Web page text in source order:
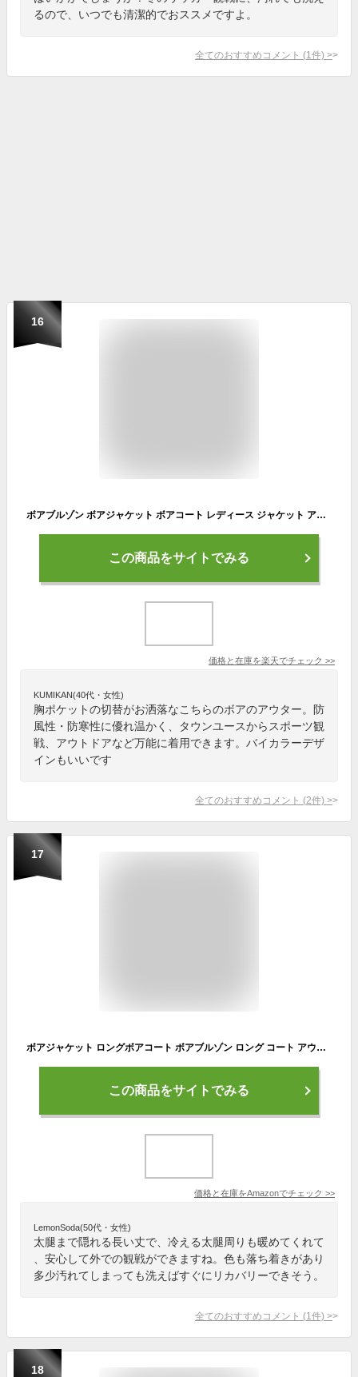
るので、いつでも清潔的でおススメですよ。
全てのおすすめコメント (1 件) >
16
ボアブルゾン ボアジャケット ボアコート レディース ジャケット アウター ボア ブルゾン もこもこ ふわふわ おしゃれ ホワイト 白 ジャケット 防寒コート 冬 フリース 胸ポケット あったか ショート丈
この商品をサイトでみる
価格と在庫を楽天でチェック >>
KUMIKAN(40代・女性)
胸ポケットの切替がお洒落なこちらのボアのアウター。防
風性・防寒性に優れ温かく、タウンユースからスポーツ観
戦、アウトドアなど万能に着用できます。バイカラーデザ
インもいいです
全てのおすすめコメント (2件) >
17
ボアジャケット ロングボアコート ボアブルゾン ロング コート アウター マウンテンパーカー フリースジャケット スタンドブルゾン もこもこ 防寒 レディース カジュアル 秋冬 レザー調パイピング ミドル丈 無地 ジップアップ ノーカラー オーバーサイズ (ブラウン, L)
この商品をサイトでみる
価格と在庫をAmazonでチェック >>
LemonSoda(50代・女性)
太腿まで隠れる長い丈で、冷える太腿周りも暖めてくれて
、安心して外での観戦ができますね。色も落ち着きがあり
多少汚れてしまっても洗えばすぐにリカバリーできそう。
全てのおすすめコメント (1 件) >
18